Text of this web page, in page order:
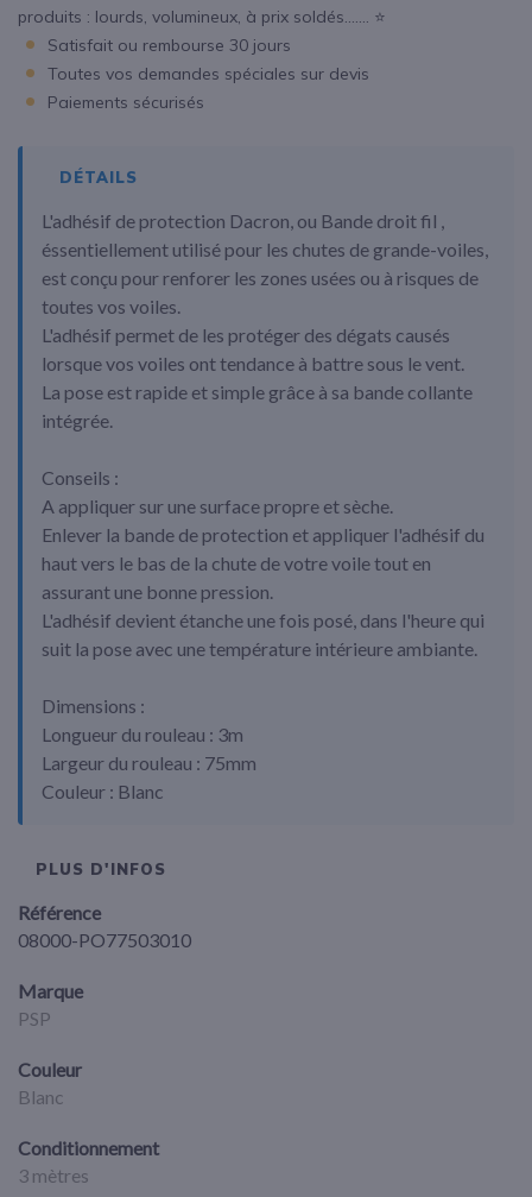
produits : lourds, volumineux, à prix soldés....... ⭐
Satisfait ou rembourse 30 jours
Toutes vos demandes spéciales sur devis
Paiements sécurisés
DÉTAILS
L'adhésif de protection Dacron, ou Bande droit fil ,
éssentiellement utilisé pour les chutes de grande-voiles,
est conçu pour renforer les zones usées ou à risques de
toutes vos voiles.
L'adhésif permet de les protéger des dégats causés
lorsque vos voiles ont tendance à battre sous le vent.
La pose est rapide et simple grâce à sa bande collante
intégrée.
Conseils :
A appliquer sur une surface propre et sèche.
Enlever la bande de protection et appliquer l'adhésif du
haut vers le bas de la chute de votre voile tout en
assurant une bonne pression.
L'adhésif devient étanche une fois posé, dans l'heure qui
suit la pose avec une température intérieure ambiante.
Dimensions :
Longueur du rouleau : 3m
Largeur du rouleau : 75mm
Couleur : Blanc
PLUS D'INFOS
Référence
08000-PO77503010
Marque
PSP
Couleur
Blanc
Conditionnement
3 mètres